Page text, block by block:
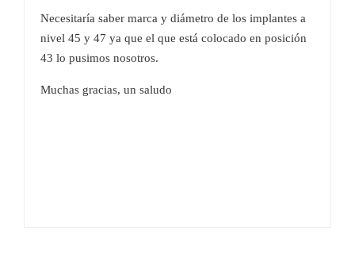
Necesitaría saber marca y diámetro de los implantes a
nivel 45 y 47 ya que el que está colocado en posición
43 lo pusimos nosotros.
Muchas gracias, un saludo